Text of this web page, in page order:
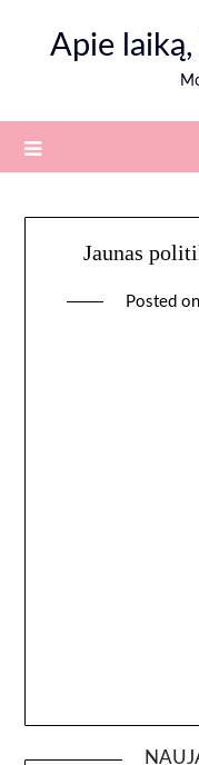
Apie
Jaunas
Posted on